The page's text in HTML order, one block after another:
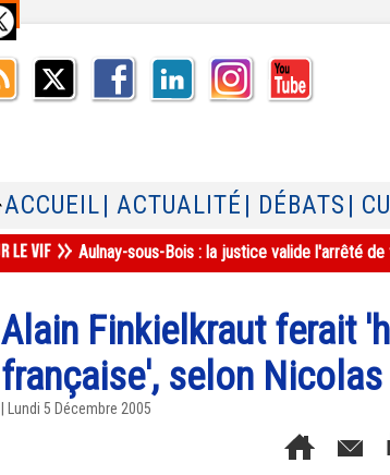
ACCUEIL | ACTUALITÉ | DÉBATS |
Aulnay-sous-Bois : la justice valide l'arrêté
Alain Finkielkraut ferait
française', selon Nicolas
| Lundi 5 Décembre 2005